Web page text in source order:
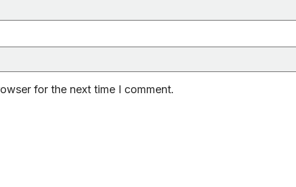
for the next time I comment.